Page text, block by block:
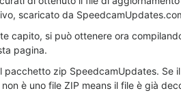
scaricato da
capito, si può ottenere ora
pagina.
pacchetto zip SpeedcamUpdates. Se
è uno file ZIP means il file è già